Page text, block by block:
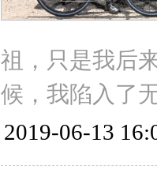
祖，只是我后
候，我陷入了
2019-06-13